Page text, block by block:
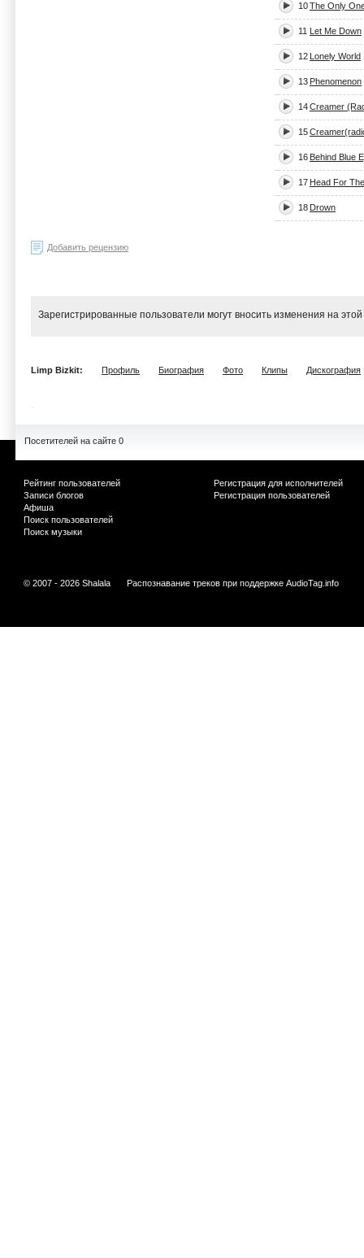
10The Only
11 Let Me Down
12 Lonely World
13 Phenomenon
14Creamer
15
16 Behind Blue
17 Head For
18 Drown
Добавить рецензию
Зарегистрированные пользователи могут вносить изменения на
Limp Bizkit: Профиль Биография Фото Клипы Дискография
Посетителей на сайте 0
Рейтинг пользователей
Записи блогов
Афиша
Поиск пользователей
Поиск музыки
Регистрация для исполнителей
Регистрация пользователей
© 2007 - 2026 Shalala Распознавание треков при поддержке AudioTag.info